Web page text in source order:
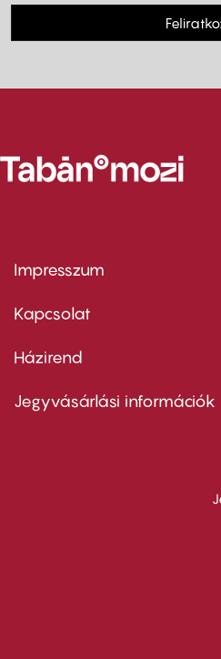
Footer
first
Impresszum
Kapcsolat
Footer
second
Házirend
Jegyvásárlási információk